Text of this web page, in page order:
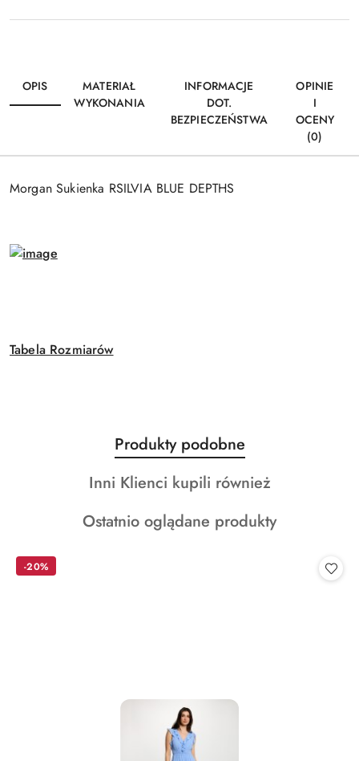
OPIS
MATERIAŁ
WYKONANIA
INFORMACJE
DOT.
BEZPIECZEŃSTWA
OPINIE
I
OCENY
(0)
Morgan Sukienka RSILVIA BLUE DEPTHS
Tabela Rozmiarów
Pomiń karuzelę produktów
Produkty
o
statusie:
Produkty podobne
Produkty
statusie:
Inni Klienci kupili również
Produkty
Ostatnio oglądane produkty
-20%